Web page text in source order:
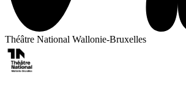
Théâtre National Wallonie-Bruxelles